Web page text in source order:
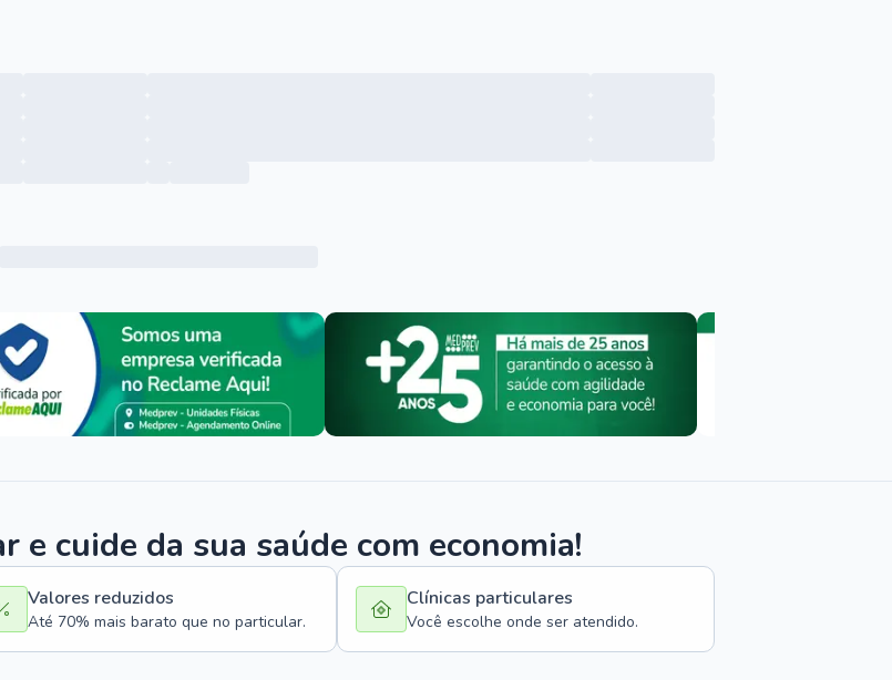
Menu lateral
e cuide da sua saúde com economia!
Valores reduzidos
Até 70% mais barato que no particular.
Clínicas particulares
Você escolhe onde ser atendido.